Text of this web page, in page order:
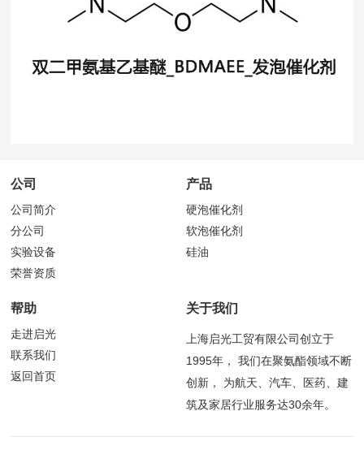
公司
公司简介
分公司
实验设备
荣誉资质
产品
硬泡催化剂
软泡催化剂
硅油
帮助
走进启光
联系我们
返回首页
关于我们
上海启光工贸有限公司创立于
1995年， 我们在聚氨酯领域不断
创新， 为航天、汽车、医药、建
筑及家居行业服务达30余年。